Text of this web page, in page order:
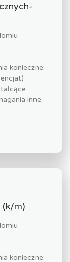
konieczne:
inne:
(k/m)
konieczne: